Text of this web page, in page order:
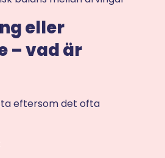
eller
– vad är
eftersom det ofta